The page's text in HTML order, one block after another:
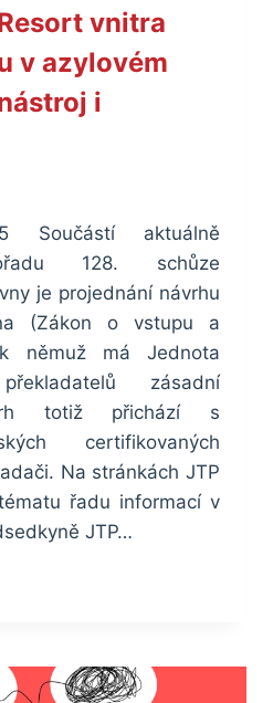
vnitra
v azylovém
i
Součástí aktuálně
128. schůze
je projednání návrhu
(Zákon o vstupu a
němuž má Jednota
zásadní
totiž přichází s
certifikovaných
Na stránkách JTP
řadu informací v
JTP…